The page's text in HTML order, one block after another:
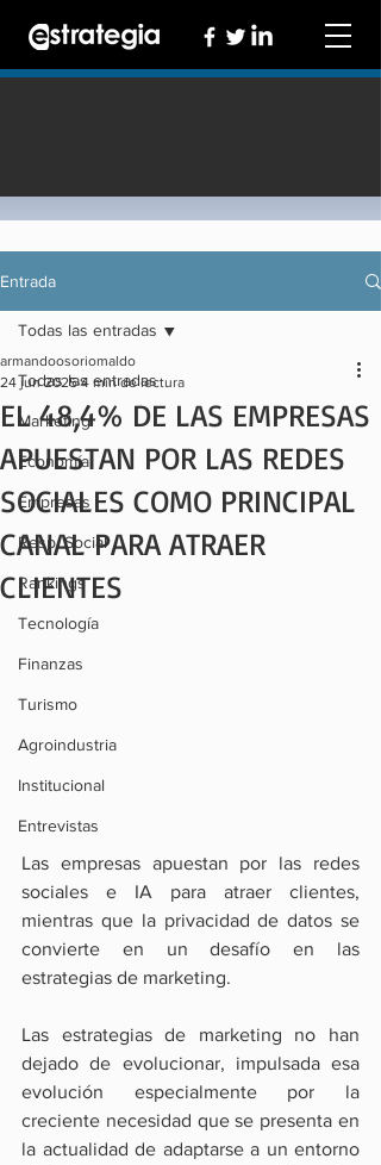
Entrada
Todas las entradas
Marketing
Economía
Empresas
Resp. Social
Rankings
Tecnología
Finanzas
Turismo
Agroindustria
Institucional
Entrevistas
Todas las entradas
EL 48,4% DE LAS EMPRESAS
APUESTAN POR LAS REDES
SOCIALES COMO PRINCIPAL
CANAL PARA ATRAER
CLIENTES
armandoosoriomaldo
24 jun 2025 4 min de lectura
Las empresas apuestan por las redes
sociales e IA para atraer clientes,
mientras que la privacidad de datos se
convierte en un desafío en las
estrategias de marketing.
Las estrategias de marketing no han
dejado de evolucionar, impulsada esa
evolución especialmente por la
creciente necesidad que se presenta en
la actualidad de adaptarse a un entorno